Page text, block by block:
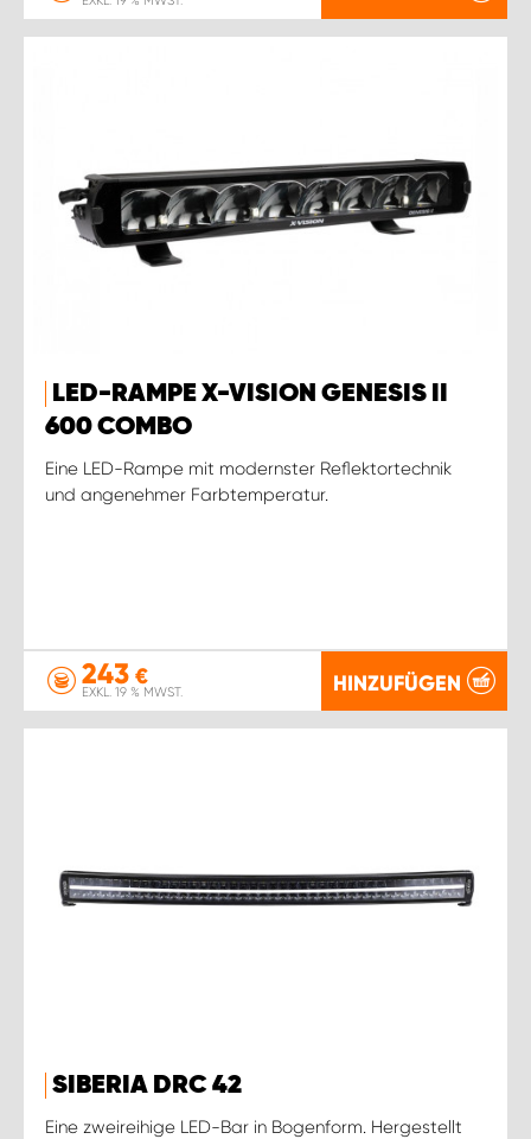
LED-RAMPE X-VISION GENESIS II
600 COMBO
Eine LED-Rampe mit modernster Reflektortechnik
und angenehmer Farbtemperatur.
243 €
EXKL. 19 % MWST. HINZUFÜGEN
SIBERIA DRC 42
Eine zweireihige LED-Bar in Bogenform. Hergestellt